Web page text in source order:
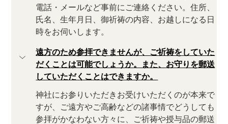
電話・メールなど事前にご連絡ください。住所、
氏名、生年月日、御祈祷の内容、お越しになる日
時をお伺いします。
遠方のため参拝できませんが、ご祈祷をしていた
だくことは可能でしょうか。また、お守りを郵送
していただくことはできますか。
神社にお参りいただきお受けいただくのが本来で
すが、ご遠方やご高齢などの諸事情でどうしても
参拝がかなわない方々に、ご祈祷や授与品の郵送